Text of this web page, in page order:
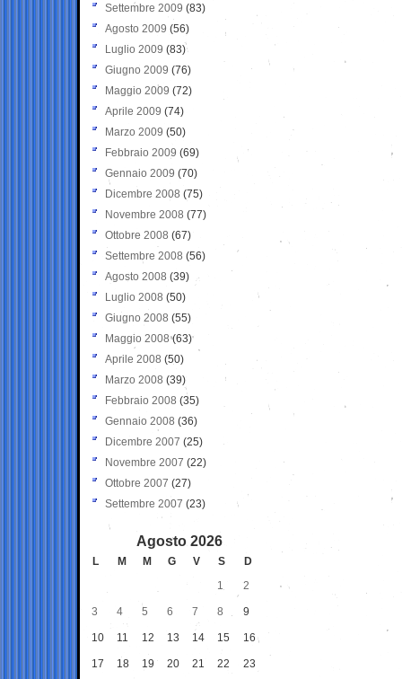
Settembre 2009 (83)
Agosto 2009 (56)
Luglio 2009 (83)
Giugno 2009 (76)
Maggio 2009 (72)
Aprile 2009 (74)
Marzo 2009 (50)
Febbraio 2009 (69)
Gennaio 2009 (70)
Dicembre 2008 (75)
Novembre 2008 (77)
Ottobre 2008 (67)
Settembre 2008 (56)
Agosto 2008 (39)
Luglio 2008 (50)
Giugno 2008 (55)
Maggio 2008(63)
Aprile 2008 (50)
Marzo 2008 (39)
Febbraio 2008 (35)
Gennaio 2008 (36)
Dicembre 2007 (25)
Novembre 2007 (22)
Ottobre 2007 (27)
Settembre 2007 (23)
Agosto 2026
L M M G V S
D
1
2
3 4 5 6 7 8 9
10 11 12 13 14 15 16
17 18 19 20 21 22 23